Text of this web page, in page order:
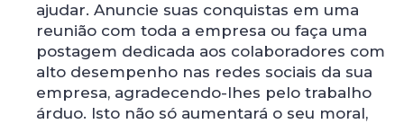
ajudar. Anuncie suas conquistas em uma
reunião com toda a empresa ou faça uma
postagem dedicada aos colaboradores com
alto desempenho nas redes sociais da sua
empresa, agradecendo-lhes pelo trabalho
árduo. Isto não só aumentará o seu moral,